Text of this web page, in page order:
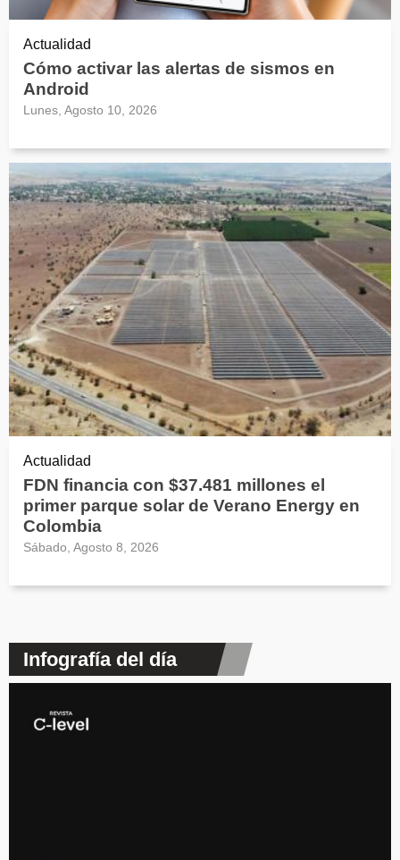
Actualidad
Cómo activar las alertas de sismos en
Android
Lunes, Agosto 10, 2026
Actualidad
FDN financia con $37.481 millones el
primer parque solar de Verano Energy en
Colombia
Sábado, Agosto 8, 2026
Infografía del día